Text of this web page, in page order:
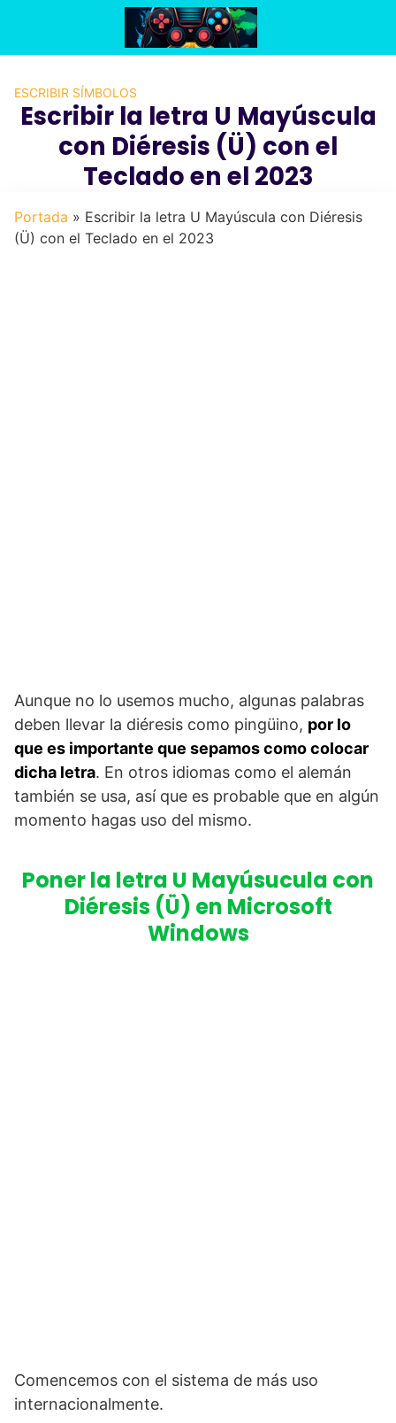
contenido
ESCRIBIR SÍMBOLOS
Escribir la letra U Mayúscula
con Diéresis (Ü) con el
Teclado en el 2023
Portada » Escribir la letra U Mayúscula con Diéresis
(Ü) con el Teclado en el 2023
Aunque no lo usemos mucho, algunas palabras
deben llevar la diéresis como pingüino, por lo
que es importante que sepamos como colocar
dicha letra. En otros idiomas como el alemán
también se usa, así que es probable que en algún
momento hagas uso del mismo.
Poner la letra U Mayúsucula con
Diéresis (Ü) en Microsoft
Windows
Comencemos con el sistema de más uso
internacionalmente.